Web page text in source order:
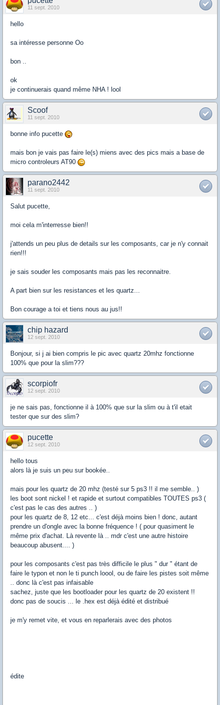
11 sept. 2010
hello
sa intéresse personne Oo
bon ..
ok
je continuerais quand même NHA ! lool
Scoof
11 sept. 2010
bonne info pucette
mais bon je vais pas faire le(s) miens avec des pics mais a base de
micro controleurs AT90
parano2442
11 sept. 2010
Salut pucette,
moi cela m'interresse bien!!
j'attends un peu plus de details sur les composants, car je n'y connait
rien!!!
je sais souder les composants mais pas les reconnaitre.
A part bien sur les resistances et les quartz...
Bon courage a toi et tiens nous au jus!!
chip hazard
12 sept. 2010
Bonjour, si j ai bien compris le pic avec quartz 20mhz fonctionne
100% que pour la slim???
scorpiofr
12 sept. 2010
je ne sais pas, fonctionne il à 100% que sur la slim ou à t'il etait
tester que sur des slim?
pucette
12 sept. 2010
hello tous
alors là je suis un peu sur bookée..
mais pour les quartz de 20 mhz (testé sur 5 ps3 !! il me semble.. )
les boot sont nickel ! et rapide et surtout compatibles TOUTES ps3 (
c'est pas le cas des autres .. )
pour les quartz de 8, 12 etc... c'est déjà moins bien ! donc, autant
prendre un d'ongle avec la bonne fréquence ! ( pour quasiment le
même prix d'achat. Là revente là .. mdr c'est une autre histoire
beaucoup abusent.... )
pour les composants c'est pas très difficile le plus " dur " étant de
faire le typon et non le ti punch loool, ou de faire les pistes soit même
.. donc là c'est pas infaisable
sachez, juste que les bootloader pour les quartz de 20 existent !!
donc pas de soucis ... le .hex est déjà édité et distribué
je m'y remet vite, et vous en reparlerais avec des photos
édite